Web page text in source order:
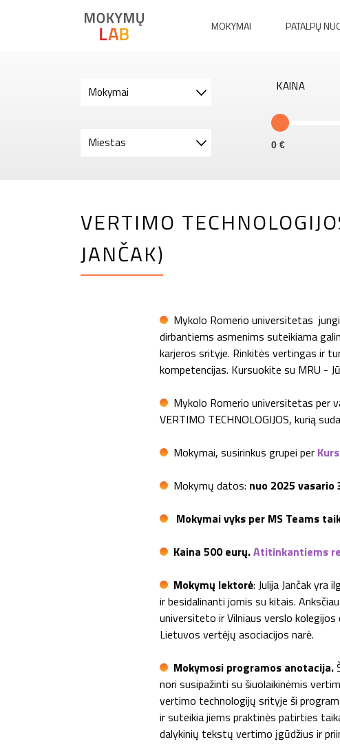
MOKYMAI PATALPŲ
Mokymai
Miestas
KAINA
0
VERTIMO
JANČAK)
Mykolo Romerio universitetas
dirbantiems asmenims suteikiama
karjeros srityje. Rinkitės vertingas ir
kompetencijas. Kursuokite su MRU -
Mykolo Romerio universitetas per
VERTIMO TECHNOLOGIJOS, kurią
Mokymai, susirinkus grupei per
Mokymų datos: nuo 2025
Mokymai vyks per MS Teams
Kaina 500 eurų.Atitinkantiems
Mokymų lektorė: Julija Jančak
ir besidalinanti jomis su kitais.
universiteto ir Vilniaus verslo
Lietuvos vertėjų asociacijos narė.
Mokymosi programos anotacija.
nori susipažinti su šiuolaikinėmis
vertimo technologijų srityje ši
ir suteikia jiems praktinės patirties
dalykinių tekstų vertimo įgūdžius ir